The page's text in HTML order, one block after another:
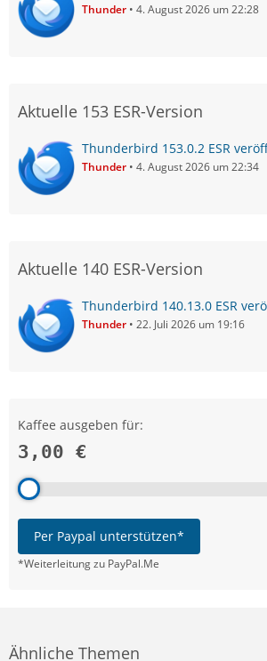
Thunder 4. August 2026 um 22:28
Aktuelle 153 ESR-Version
Thunderbird 153.0.2 ESR
Thunder 4. August 2026 um 22:34
Aktuelle 140 ESR-Version
Thunderbird 140.13.0 ESR
Thunder 22. Juli 2026 um 19:16
Kaffee ausgeben für:
3,00 €
Per Paypal unterstützen*
*Weiterleitung zu PayPal.Me
Ähnliche Themen